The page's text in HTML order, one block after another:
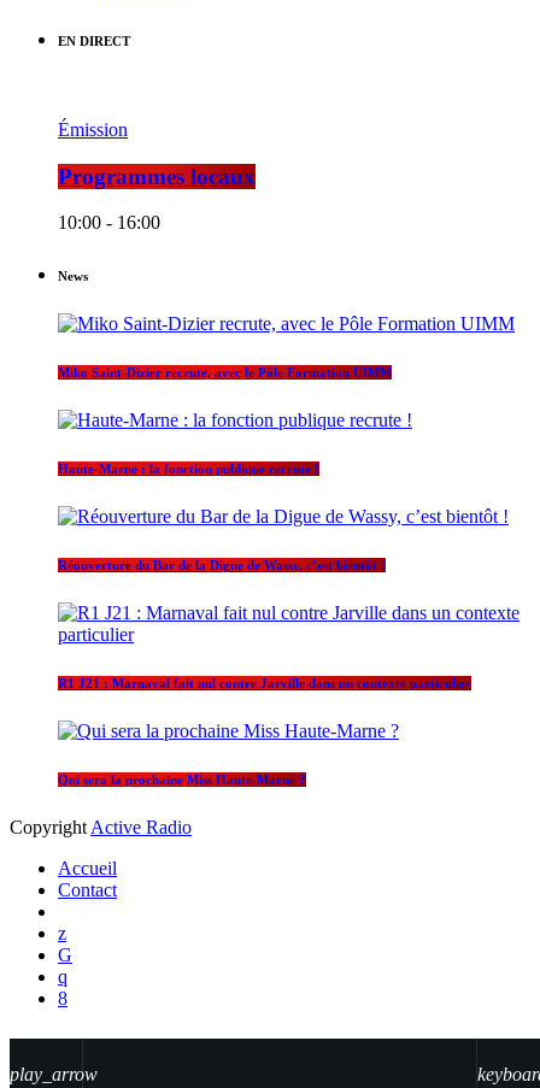
play_arrow
EN DIRECT
Émission
Programmes locaux
10:00 - 16:00
News
Miko Saint-Dizier recrute, avec le Pôle Formation UIMM
Haute-Marne : la fonction publique recrute !
Réouverture du Bar de la Digue de Wassy, c’est bientôt !
R1 J21 : Marnaval fait nul contre Jarville dans un contexte particulier
Qui sera la prochaine Miss Haute-Marne ?
Copyright Active Radio
Accueil
Contact